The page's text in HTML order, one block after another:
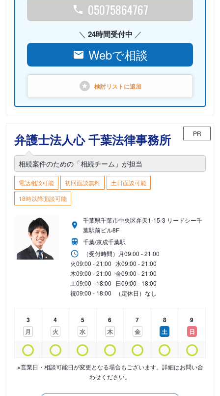
05075864767
24時間受付中
Webで相談
検討リストに追加
弁護士法人心 千葉法律事務所 PR
相続案件のための「相続チーム」が担当
電話相談可能 初回面談無料
土日面談可能
18時以降面談可能
千葉県千葉市中央区弁天1-15-3 リードシー千
葉駅前ビル8F
千葉/京成千葉駅
（受付時間） 月09:00 - 21:00
火09:00 - 21:00 水09:00 - 21:00
木09:00 - 21:00 金09:00 - 21:00
土09:00 - 18:00 日09:00 - 18:00
祝09:00 - 18:00 （定休日）なし
3
月
4
火
5
水
6
木
7
金
8
土
9
日
※営業日・相談可能日が変更となる場合もございます。詳細はお問い合
わせください。